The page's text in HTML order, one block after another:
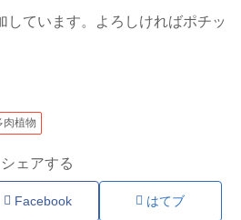
しています。よろしければポチッ
肉植物
シェアする
Facebook はてブ